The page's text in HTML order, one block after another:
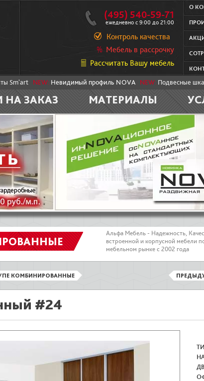
(495) 540-59-71
ежедневно с 9:00 до 21:00
Контроль качества
Мебель в рассрочку
Рассчитать Вашу мебель
О
Sm'art NEW: Невидимый профиль NOVA NEW: Подвесные
НА ЗАКАЗ МАТЕРИАЛЫ
Альфа Мебель - Надежность,
встроенной и корпусной мебели
мебельном рынке с 2002 года
КОМБИНИРОВАННЫЕ
#24